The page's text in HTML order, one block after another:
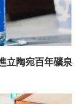
立陶宛百年礦泉